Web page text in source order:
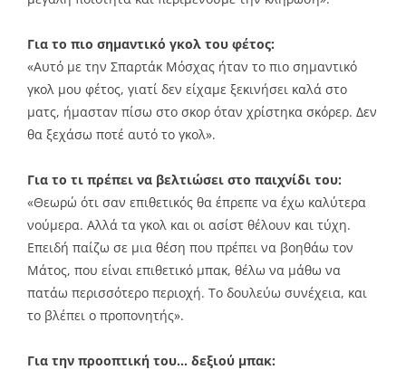
Για το πιο σημαντικό γκολ του φέτος:
«Αυτό με την Σπαρτάκ Μόσχας ήταν το πιο σημαντικό
γκολ μου φέτος, γιατί δεν είχαμε ξεκινήσει καλά στο
ματς, ήμασταν πίσω στο σκορ όταν χρίστηκα σκόρερ. Δεν
θα ξεχάσω ποτέ αυτό το γκολ».
Για το τι πρέπει να βελτιώσει στο παιχνίδι του:
«Θεωρώ ότι σαν επιθετικός θα έπρεπε να έχω καλύτερα
νούμερα. Αλλά τα γκολ και οι ασίστ θέλουν και τύχη.
Επειδή παίζω σε μια θέση που πρέπει να βοηθάω τον
Μάτος, που είναι επιθετικό μπακ, θέλω να μάθω να
πατάω περισσότερο περιοχή. Το δουλεύω συνέχεια, και
το βλέπει ο προπονητής».
Για την προοπτική του… δεξιού μπακ: